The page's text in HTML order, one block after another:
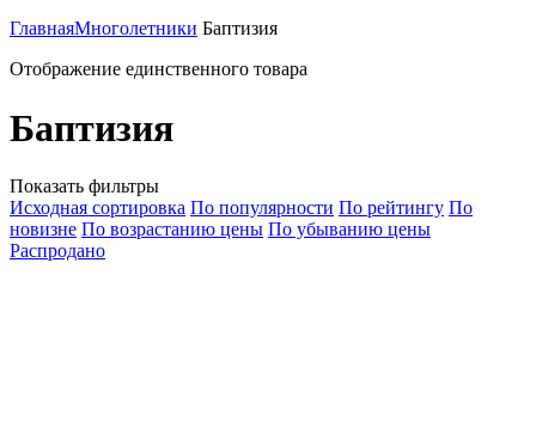
ГлавнаяМноголетники Баптизия
Отображение единственного товара
Баптизия
Показать фильтры
Исходная сортировка По популярности По рейтингу По
новизне По возрастанию цены По убыванию цены
Распродано